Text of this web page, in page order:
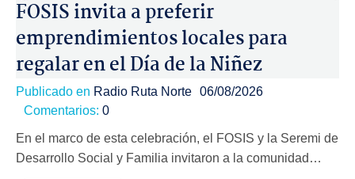
FOSIS invita a preferir
emprendimientos locales para
regalar en el Día de la Niñez
Publicado en Radio Ruta Norte 06/08/2026
Comentarios: 0
En el marco de esta celebración, el FOSIS y la Seremi de
Desarrollo Social y Familia invitaron a la comunidad…